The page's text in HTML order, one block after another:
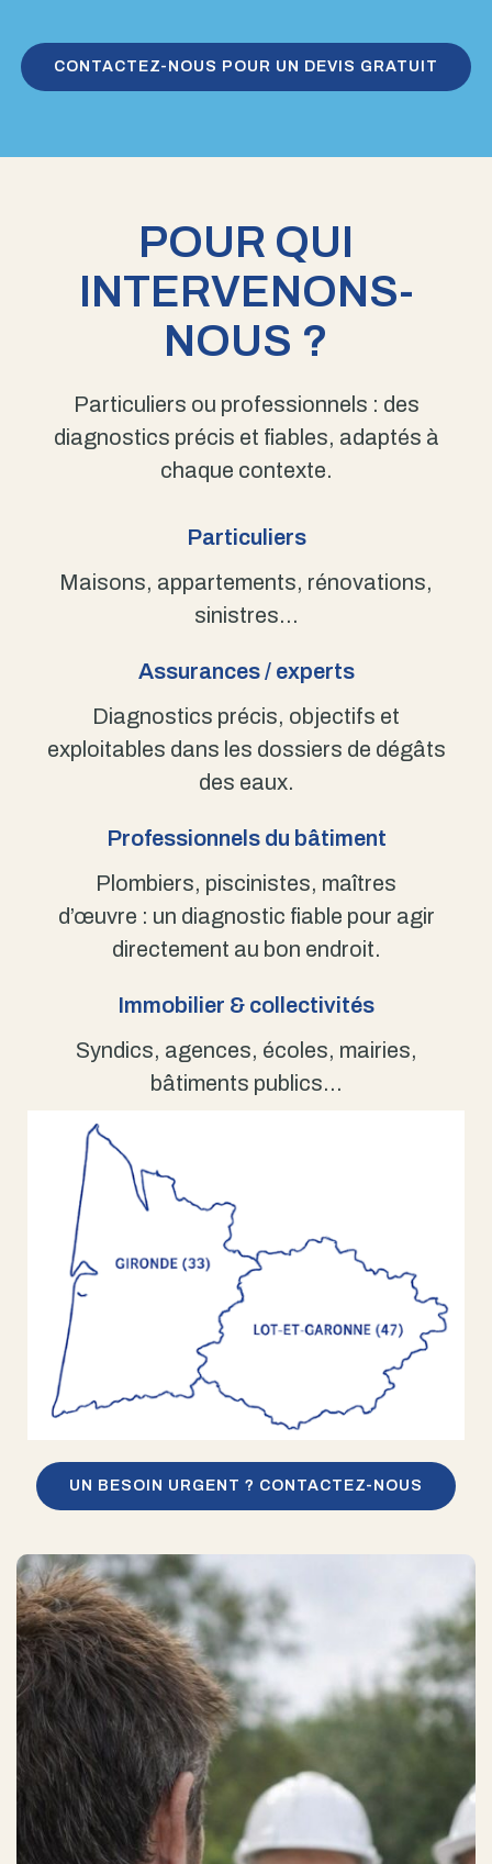
CONTACTEZ-NOUS POUR UN DEVIS GRATUIT
POUR QUI
INTERVENONS-
NOUS ?
Particuliers ou professionnels : des
diagnostics précis et fiables, adaptés à
chaque contexte.
Particuliers
Maisons, appartements, rénovations,
sinistres…
Assurances / experts
Diagnostics précis, objectifs et
exploitables dans les dossiers de dégâts
des eaux.
Professionnels du bâtiment
Plombiers, piscinistes, maîtres
d’œuvre : un diagnostic fiable pour agir
directement au bon endroit.
Immobilier & collectivités
Syndics, agences, écoles, mairies,
bâtiments publics…
UN BESOIN URGENT ? CONTACTEZ-NOUS